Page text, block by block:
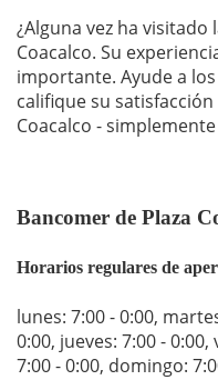
¿Alguna vez ha visitado
Coacalco. Su
importante. Ayude a
califique su
Coacalco - simplemente
Bancomer de Plaza
Horarios regulares de
lunes: 7:00 - 0:00,
0:00, jueves: 7:00 - 0:00,
7:00 - 0:00, domingo: